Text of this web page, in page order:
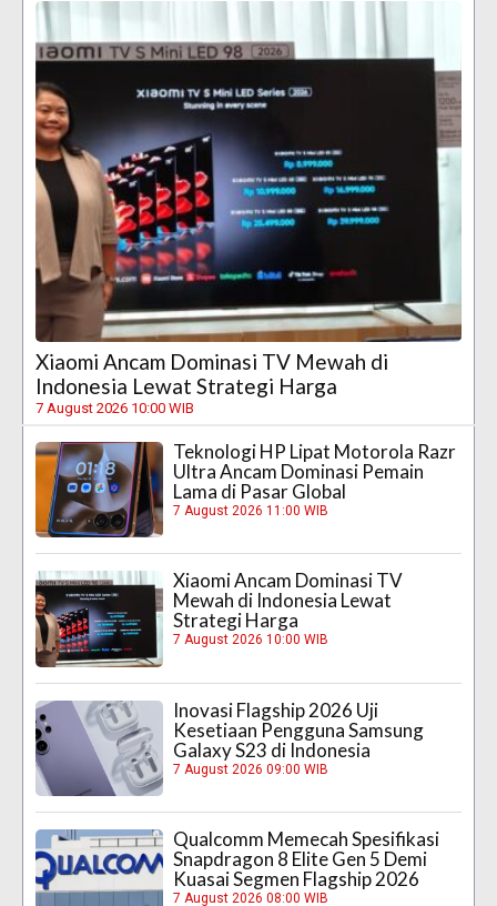
Xiaomi Ancam Dominasi TV Mewah di
Indonesia Lewat Strategi Harga
7 August 2026 10:00 WIB
Teknologi HP Lipat Motorola Razr
Ultra Ancam Dominasi Pemain
Lama di Pasar Global
7 August 2026 11:00 WIB
Xiaomi Ancam Dominasi TV
Mewah di Indonesia Lewat
Strategi Harga
7 August 2026 10:00 WIB
Inovasi Flagship 2026 Uji
Kesetiaan Pengguna Samsung
Galaxy S23 di Indonesia
7 August 2026 09:00 WIB
Qualcomm Memecah Spesifikasi
Snapdragon 8 Elite Gen 5 Demi
Kuasai Segmen Flagship 2026
7 August 2026 08:00 WIB